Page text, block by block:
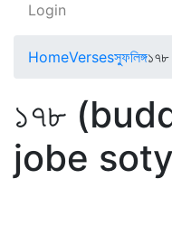
Login
HomeVersesস্ফুলিঙ্গ১৭৮
১৭৮
jobe